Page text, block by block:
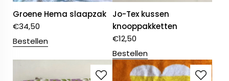
Groene Hema slaapzak
€34,50
Bestellen
Jo-Tex kussen
knooppakketten
€12,50
Bestellen